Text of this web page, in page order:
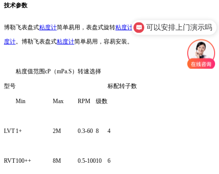
技术参数
博勒飞表盘式粘度计简单易用，表盘式旋转粘度计 容易安装的电动式粘度计标准粘
度计。博勒飞表盘式粘度计简单易用，容易安装。
型号
粘度值范围cP（mPa.S） 转速选择
标配转子数
Min Max RPM 级数
LVT 1+ 2M 0.3-60 8 4
RVT100++ 8M 0.5-10010 6
可以安排上门演示吗